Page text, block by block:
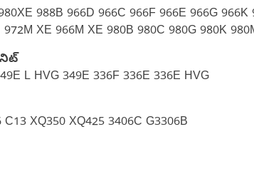
988B 966D 966C 966F 966E 966G
XE 966M XE 980B 980C 980G 980K
L HVG 349E 336F 336E 336E HVG
XQ350 XQ425 3406C G3306B